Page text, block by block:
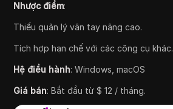
Nhược điểm:
Thiếu quản lý vân tay nâng cao.
Tích hợp hạn chế với các công cụ khác.
Hệ điều hành: Windows, macOS
Giá bán: Bắt đầu từ $ 12 / tháng.